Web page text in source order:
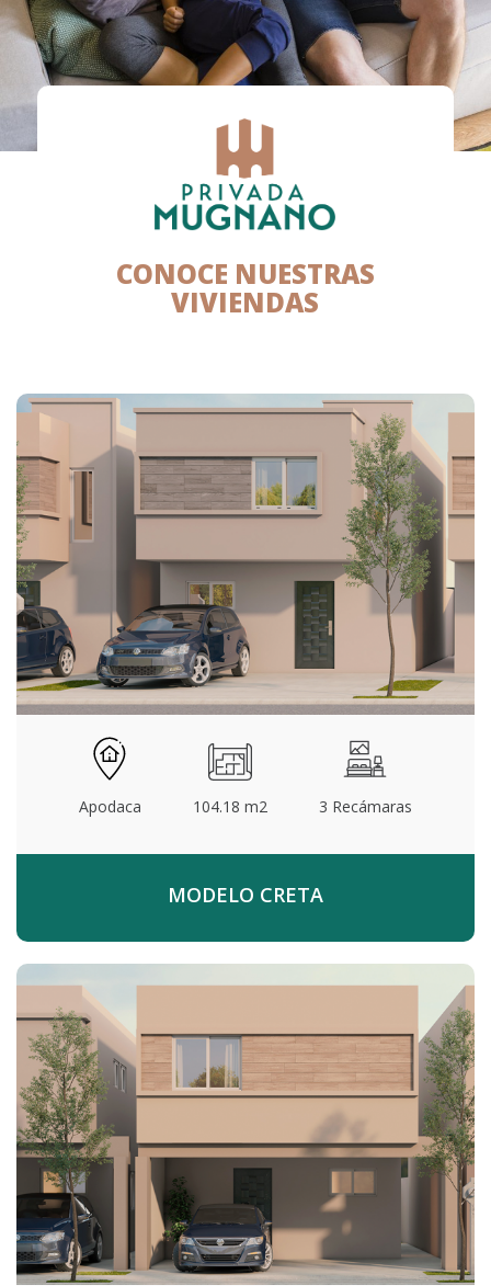
CONOCE NUESTRAS
VIVIENDAS
Apodaca 104.18 m2 3 Recámaras
MODELO CRETA